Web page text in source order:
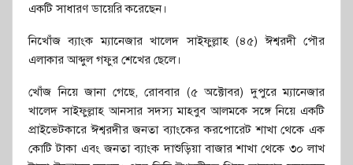
একটি সাধারণ ডায়েরি করেছেন।
নিখোঁজ ব্যাংক ম্যানেজার খালেদ সাইফুল্লাহ (৪৫) ঈশ্বরদী পৌর
এলাকার আব্দুল গফুর শেখের ছেলে।
খোঁজ নিয়ে জানা গেছে, রোববার (৫ অক্টোবর) দুপুরে ম্যানেজার
খালেদ সাইফুল্লাহ আনসার সদস্য মাহবুব আলমকে সঙ্গে নিয়ে একটি
প্রাইভেটকারে ঈশ্বরদীর জনতা ব্যাংকের করপোরেট শাখা থেকে এক
কোটি টাকা এবং জনতা ব্যাংক দাশুড়িয়া বাজার শাখা থেকে ৩০ লাখ